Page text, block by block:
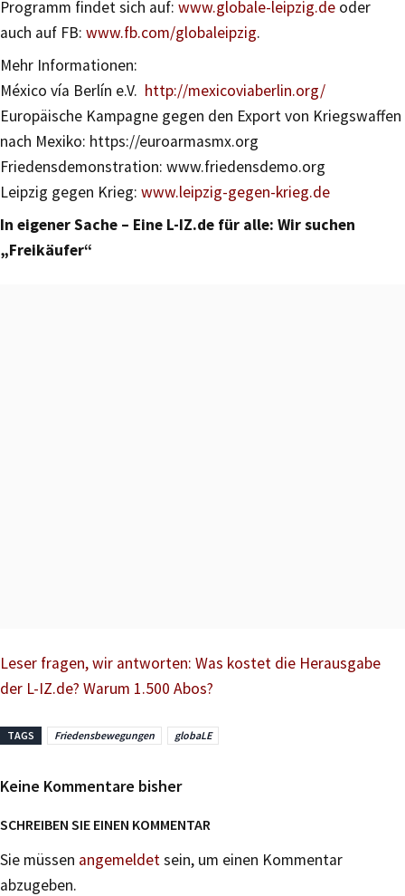
Programm findet sich auf: www.globale-leipzig.de oder
auch auf FB: www.fb.com/globaleipzig.
Mehr Informationen:
México vía Berlín e.V. http://mexicoviaberlin.org/
Europäische Kampagne gegen den Export von Kriegswaffen
nach Mexiko: https://euroarmasmx.org
Friedensdemonstration: www.friedensdemo.org
Leipzig gegen Krieg: www.leipzig-gegen-krieg.de
In eigener Sache – Eine L-IZ.de für alle: Wir suchen
„Freikäufer“
Leser fragen, wir antworten: Was kostet die Herausgabe
der L-IZ.de? Warum 1.500 Abos?
TAGS Friedensbewegungen globaLE
Keine Kommentare bisher
SCHREIBEN SIE EINEN KOMMENTAR
Sie müssen angemeldetsein, um einen Kommentar
abzugeben.